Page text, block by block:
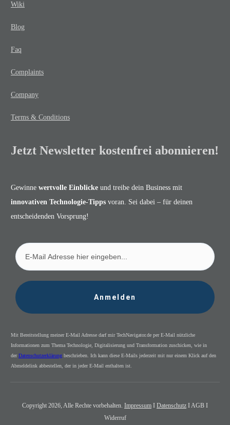
Wiki
Blog
Faq
Complaints
Company
Terms & Conditions
Jetzt Newsletter kostenfrei abonnieren!
Gewinne wertvolle Einblicke und treibe dein Business mit
innovativen Technologie-Tipps voran. Sei dabei – für deinen
entscheidenden Vorsprung!
Anmelden
Mit Bereitstellung meiner E-Mail Adresse darf mir TechNavigator.de per E-Mail nützliche
Informationen zum Thema Technologie, Digitalisierung und Transformation zuschicken, wie in
derDatenschutzerklärung beschrieben. Ich kann diese E-Mails jederzeit mit nur einem Klick auf den
Abmeldelink abbestellen, der in jeder E-Mail enthalten ist.
Copyright 2026, Alle Rechte vorbehalten. Impressum I Datenschutz I AGB I
Widerruf